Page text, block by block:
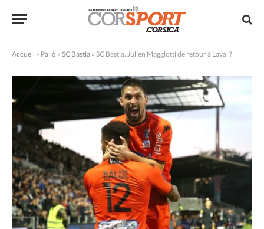
Accueil » Pallò » SC Bastia » SC Bastia. Julien Maggiotti de retour à Laval ?